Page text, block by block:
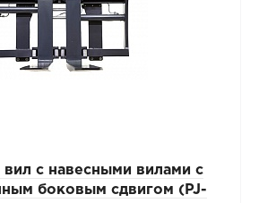
с навесными вилами с
боковым сдвигом (PJ-